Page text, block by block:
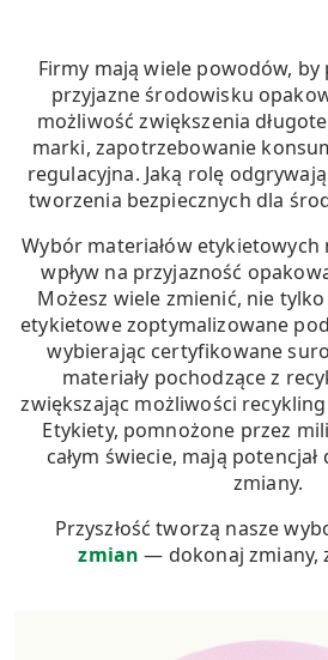
Firmy mają wiele powodów,
przyjazne środowisku
możliwość zwiększenia
marki, zapotrzebowanie
regulacyjna. Jaką rolę
tworzenia bezpiecznych dla
Wybór materiałów
wpływ na przyjazność
Możesz wiele zmienić, nie
etykietowe zoptymalizowane
wybierając certyfikowane
materiały pochodzące z
zwiększając możliwości
Etykiety, pomnożone przez
całym świecie, mają
zmiany.
Przyszłość tworzą nasze
zmian — dokonaj zmiany,